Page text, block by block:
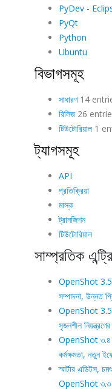
PyDev -
PyQt
Python
Ubuntu
বিভাগসমূহ
সাধারণ14
রিলিজ26
টিউটোরিয়াল1
ট্যাগসমূহ
API
প্রতিক্রিয়া
মাস্ক
ট্রানজিশন
টিউটোরিয়াল
সাম্প্রতিক
OpenShot
সম্পাদনা, উন্নত
OpenShot 3.5:
সৃজনশীল
OpenShot ৩.৪
কর্মক্ষমতা, নতুন
স্মার্টার এডিটস,
OpenShot ৩.৩